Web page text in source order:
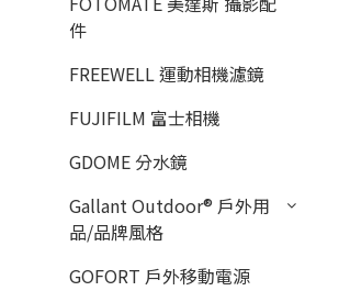
件
FREEWELL 運動相機濾鏡
FUJIFILM 富士相機
GDOME 分水鏡
Gallant Outdoor®️ 戶外用
品/品牌風格
GOFORT 戶外移動電源